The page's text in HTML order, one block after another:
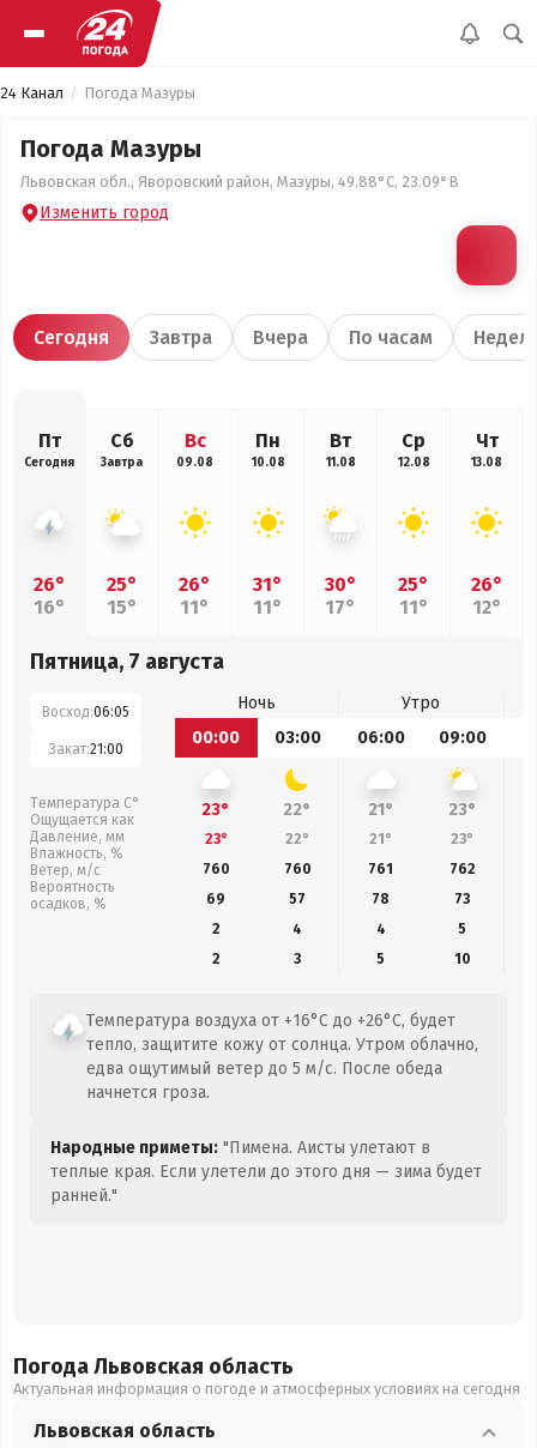
24 Канал Погода Мазуры
Погода Мазуры
Львовская обл., Яворовский район, Мазуры, 49.88°С, 23.09°В
Изменить город
Сегодня Завтра Вчера По часам
Пт
Сегодня
26°
16°
Сб
Завтра
25°
15°
Вс
09.08
26°
11°
Пн
10.08
31°
11°
Вт
11.08
30°
17°
Ср
12.08
25°
11°
Чт
13.08
26°
12°
Пятница, 7 августа
Восход:06:05
Закат:21:00
Температура С°
Ощущается как
Давление, мм
Влажность, %
Ветер, м/с
Вероятность
осадков, %
Ночь
Утро
00:00
03:00 06:00 09:00
23° 22° 21° 23°
23° 22° 21° 23°
760
760 761 762
69
57 78 73
2
4 4
5
2
3 5 10
Температура воздуха от +16°C до +26°C, будет
тепло, защитите кожу от солнца. Утром облачно,
едва ощутимый ветер до 5 м/с. После обеда
начнется гроза.
Народные приметы: "Пимена. Аисты улетают в
теплые края. Если улетели до этого дня — зима будет
ранней."
Погода Львовская область
Актуальная информация о погоде и атмосферных условиях на сегодня
Львовская область